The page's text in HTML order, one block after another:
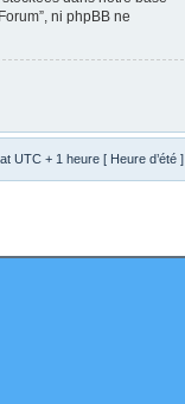
ni phpBB ne
UTC + 1 heure [ Heure d’été ]